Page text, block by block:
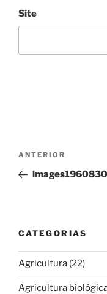
Site
Navegação
artigos
Conteúdo
anterior
ANTERIOR
CATEGORIAS
Agricultura (22)
Agricultura